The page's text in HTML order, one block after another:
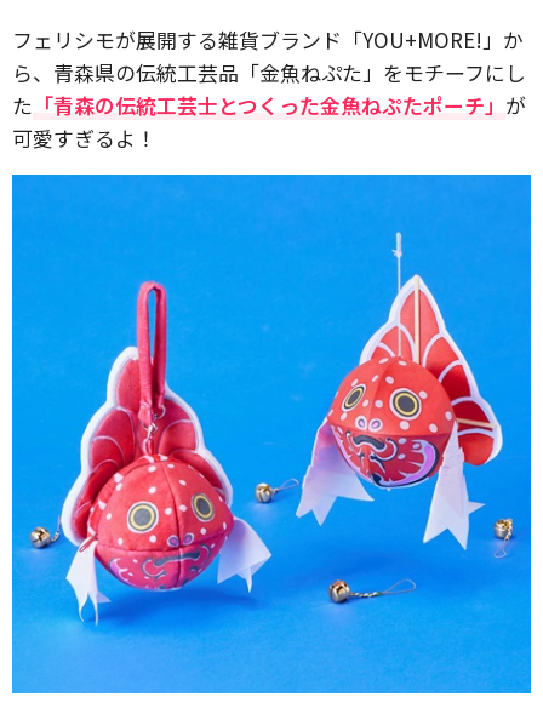
フェリシモが展開する雑貨ブランド「YOU+MORE!」か
ら、青森県の伝統工芸品「金魚ねぷた」をモチーフにし
た 「青森の伝統工芸士とつくった金魚ねぷたポーチ」 が
可愛すぎるよ！